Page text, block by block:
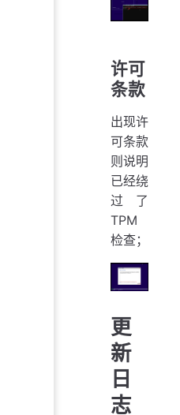
许可
条款
出现许
可条款
则说明
已经绕
过了
TPM
检查；
更
新
日
志